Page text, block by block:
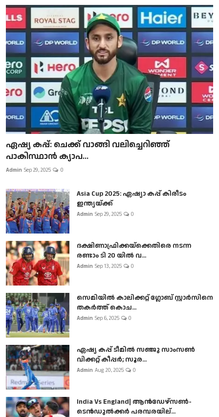
ഏഷ്യ കപ്പ്: ചെക്ക് വാങ്ങി വലിച്ചെറിഞ്ഞ്
പാകിസ്ഥാൻ ക്യാപ...
Admin Sep 29, 2025 0
Asia Cup 2025: ഏഷ്യാ കപ്പ് കിരീടം
ഇന്ത്യയ്ക്ക്
Admin Sep 29, 2025 0
ദക്ഷിണാഫ്രിക്കയ്‌ക്കെതിരെ നടന്ന
രണ്ടാം ടി 20 യിൽ വ...
Admin Sep 13, 2025 0
സെമിയിൽ കാലിക്കറ്റ് ഗ്ലോബ് സ്റ്റാർസിനെ
തകർത്ത് കൊച...
Admin Sep 6, 2025 0
ഏഷ്യ കപ്പ് ടീമിൽ സഞ്ജു സാംസൺ
വിക്കറ്റ് കീപ്പർ; സൂര...
Admin Aug 20, 2025 0
India Vs England| ആൻഡേഴ്സൺ-
ടെൻഡുല്‍ക്കർ പരമ്പരയില്...